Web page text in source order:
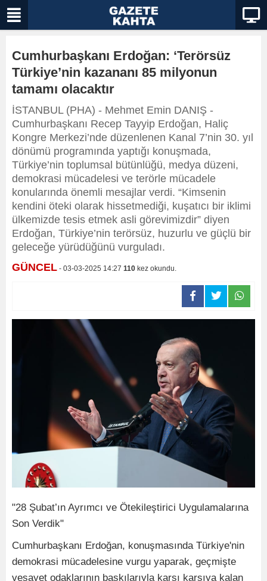
Cumhurbaşkanı Erdoğan: ‘Terörsüz
Türkiye’nin kazananı 85 milyonun
tamamı olacaktır
İSTANBUL (PHA) - Mehmet Emin DANIŞ -
Cumhurbaşkanı Recep Tayyip Erdoğan, Haliç
Kongre Merkezi’nde düzenlenen Kanal 7’nin 30. yıl
dönümü programında yaptığı konuşmada,
Türkiye’nin toplumsal bütünlüğü, medya düzeni,
demokrasi mücadelesi ve terörle mücadele
konularında önemli mesajlar verdi. “Kimsenin
kendini öteki olarak hissetmediği, kuşatıcı bir iklimi
ülkemizde tesis etmek asli görevimizdir” diyen
Erdoğan, Türkiye’nin terörsüz, huzurlu ve güçlü bir
geleceğe yürüdüğünü vurguladı.
GÜNCEL - 03-03-2025 14:27 110 kez okundu.
"28 Şubat’ın Ayrımcı ve Ötekileştirici Uygulamalarına
Son Verdik"
Cumhurbaşkanı Erdoğan, konuşmasında Türkiye'nin
demokrasi mücadelesine vurgu yaparak, geçmişte
vesayet odaklarının baskılarıyla karşı karşıya kalan